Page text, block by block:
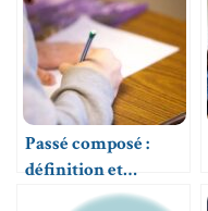
Passé composé :
définition et
utilisation